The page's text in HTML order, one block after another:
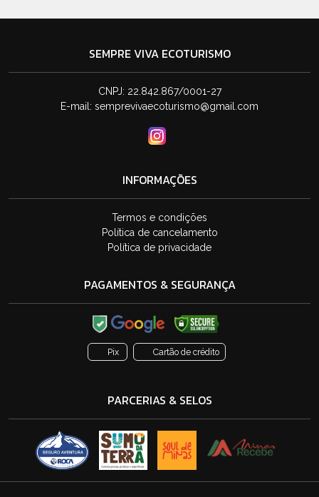
SEMPRE VIVA ECOTURISMO
CNPJ: 22.842.867/0001-27
E-mail: semprevivaecoturismo@gmail.com
INFORMAÇÕES
Termos e condições
Política de cancelamento
Política de privacidade
PAGAMENTOS & SEGURANÇA
Pix Cartão de crédito
PARCERIAS & SELOS